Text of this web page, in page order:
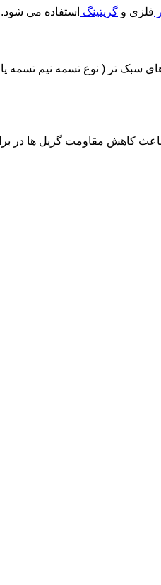
فلزی و گریتینگ استفاده می شود.
سبک تر ( نوع تسمه نیم تسمه یا
کاهش مقاومت گریل ها در